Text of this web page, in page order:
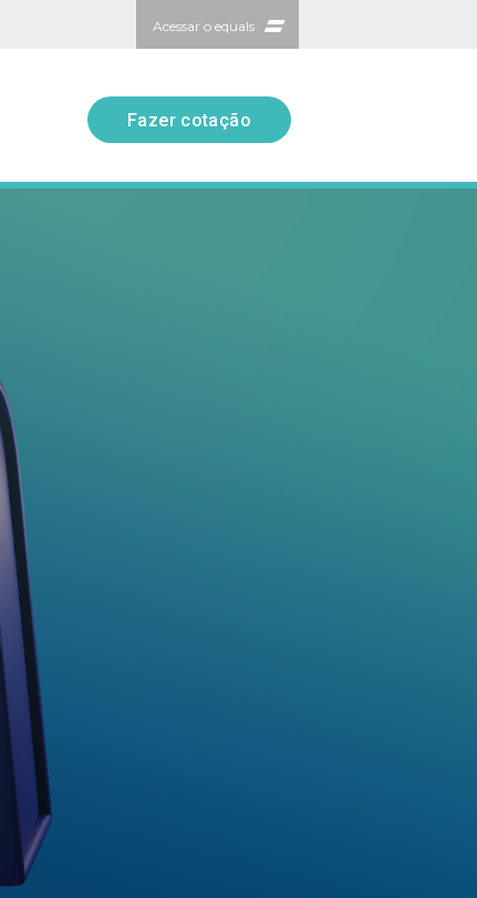
Acessar o equals
Fazer cotação
Fazer cotação